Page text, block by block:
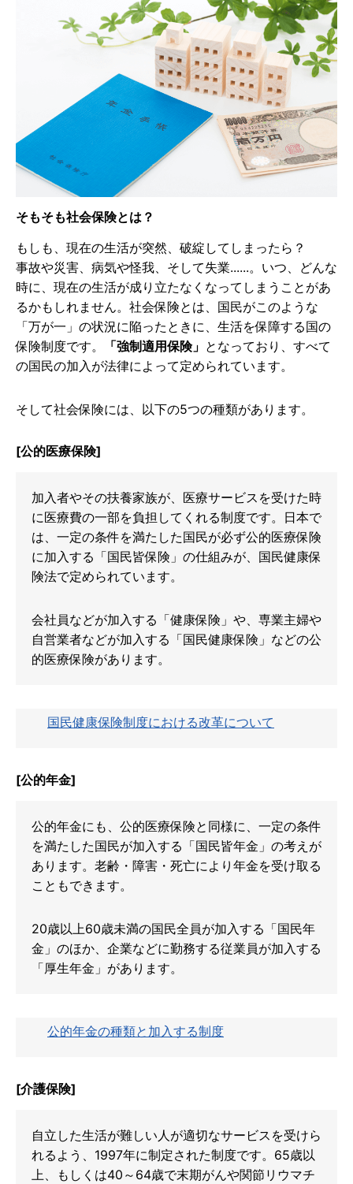
そもそも社会保険とは？
もしも、現在の生活が突然、破綻してしまったら？
事故や災害、病気や怪我、そして失業......。いつ、どんな
時に、現在の生活が成り立たなくなってしまうことがあ
るかもしれません。社会保険とは、国民がこのような
「万が一」の状況に陥ったときに、生活を保障する国の
保険制度です。
「強制適用保険」 となっており、すべて
の国民の加入が法律によって定められています。
そして社会保険には、以下の5つの種類があります。
[公的医療保険]
加入者やその扶養家族が、医療サービスを受けた時
に医療費の一部を負担してくれる制度です。日本で
は、一定の条件を満たした国民が必ず公的医療保険
に加入する「国民皆保険」の仕組みが、国民健康保
険法で定められています。
会社員などが加入する「健康保険」や、専業主婦や
自営業者などが加入する「国民健康保険」などの公
的医療保険があります。
国民健康保険制度における改革について
[公的年金]
公的年金にも、公的医療保険と同様に、一定の条件
を満たした国民が加入する「国民皆年金」の考えが
あります。老齢・障害・死亡により年金を受け取る
こともできます。
20歳以上60歳未満の国民全員が加入する「国民年
金」のほか、企業などに勤務する従業員が加入する
「厚生年金」があります。
公的年金の種類と加入する制度
[介護保険]
自立した生活が難しい人が適切なサービスを受けら
れるよう、1997年に制定された制度です。65歳以
上、もしくは40～64歳で末期がんや関節リウマチ